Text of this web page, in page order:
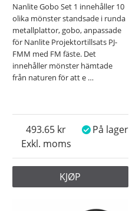
Nanlite Gobo Set 1 innehåller 10
olika mönster standsade i runda
metallplattor, gobo, anpassade
för Nanlite Projektortillsats PJ-
FMM med FM fäste. Det
innehåller mönster hämtade
från naturen för att e …
Exkl. moms
493.65 På lager
KJØP